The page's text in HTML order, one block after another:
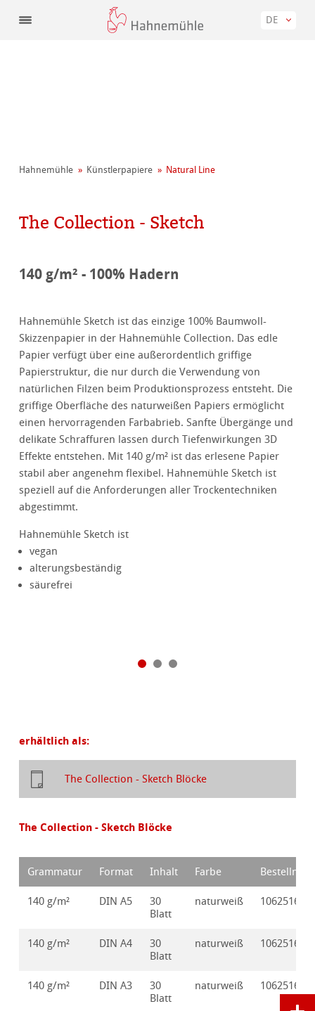
DE
Hahnemühle Künstler­papiere Natural Line
The Collection - Sketch
140 g/m² - 100% Hadern
Hahnemühle Sketch ist das einzige 100% Baumwoll-
Skizzenpapier in der Hahnemühle Collection. Das edle
Papier verfügt über eine außerordentlich griffige
Papierstruktur, die nur durch die Verwendung von
natürlichen Filzen beim Produktionsprozess entsteht. Die
griffige Oberfläche des naturweißen Papiers ermöglicht
einen hervorragenden Farbabrieb. Sanfte Übergänge und
delikate Schraffuren lassen durch Tiefenwirkungen 3D
Effekte entstehen. Mit 140 g/m² ist das erlesene Papier
stabil aber angenehm flexibel. Hahnemühle Sketch ist
speziell auf die Anforderungen aller Trockentechniken
abgestimmt.
Hahnemühle Sketch ist
vegan
alterungsbeständig
säurefrei
erhältlich als:
The Collection - Sketch Blöcke
The Collection - Sketch Blöcke
Grammatur Format Inhalt Farbe Bestellnr.
140 g/m² DIN A5
30
Blatt
naturweiß 10625160
140 g/m² DIN A4
30
Blatt
naturweiß 10625161
140 g/m² DIN A3
30
Blatt
naturweiß 10625162